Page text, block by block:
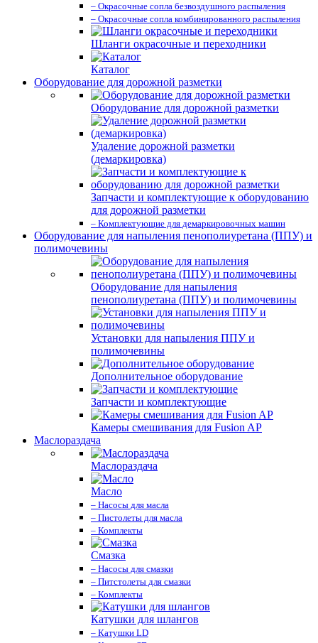
– Окрасочные сопла безвоздушного распыления
– Окрасочные сопла комбинированного распыления
Шланги окрасочные и переходники
Каталог
Оборудование для дорожной разметки
Оборудование для дорожной разметки
Удаление дорожной разметки
(демаркировка)
Запчасти и комплектующие к оборудованию
для дорожной разметки
– Комплектующие для демаркировочных машин
Оборудование для напыления пенополиуретана (ППУ) и
полимочевины
Оборудование для напыления
пенополиуретана (ППУ) и полимочевины
Установки для напыления ППУ и
полимочевины
Дополнительное оборудование
Запчасти и комплектующие
Камеры смешивания для Fusion AP
Маслораздача
Маслораздача
Масло
– Насосы для масла
– Пистолеты для масла
– Комплекты
Смазка
– Насосы для смазки
– Питстолеты для смазки
– Комплекты
Катушки для шлангов
– Катушки LD